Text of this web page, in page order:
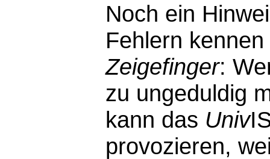
Noch ein
Fehlern
Zeigefinger:
zu ungeduldig
kann das Univ
provozieren,